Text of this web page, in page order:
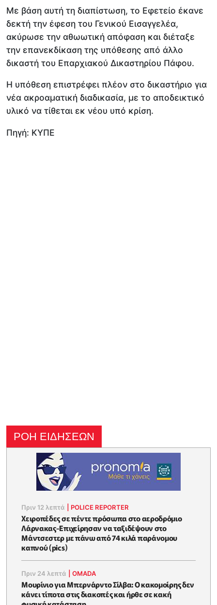
Με βάση αυτή τη διαπίστωση, το Εφετείο έκανε
δεκτή την έφεση του Γενικού Εισαγγελέα,
ακύρωσε την αθωωτική απόφαση και διέταξε
την επανεκδίκαση της υπόθεσης από άλλο
δικαστή του Επαρχιακού Δικαστηρίου Πάφου.
Η υπόθεση επιστρέφει πλέον στο δικαστήριο για
νέα ακροαματική διαδικασία, με το αποδεικτικό
υλικό να τίθεται εκ νέου υπό κρίση.
Πηγή: ΚΥΠΕ
ΡΟΗ ΕΙΔΗΣΕΩΝ
Πριν 12 λεπτά POLICE REPORTER
Xειροπέδες σε πέντε πρόσωπα στο αεροδρόμιο
Λάρνακας-Επιχείρησαν να ταξιδέψουν στο
Μάντσεστερ με πάνω από 74 κιλά παράνομου
καπνού (pics)
Πριν 24 λεπτά |OMADA
Μουρίνιο για Μπερνάρντο Σίλβα: Ο κακομοίρης δεν
κάνει τίποτα στις διακοπές και ήρθε σε κακή